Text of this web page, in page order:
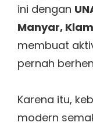
ini dengan
Manyar,
membuat
pernah
Karena itu,
modern